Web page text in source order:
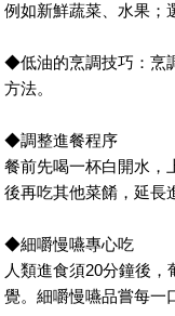
例如新鮮蔬菜、水果；
◆低油的烹調技巧：烹
方法。
◆調整進餐程序
餐前先喝一杯白開水，
後再吃其他菜餚，延長
◆細嚼慢嚥專心吃
人類進食須20分鐘後
覺。細嚼慢嚥品嘗每一